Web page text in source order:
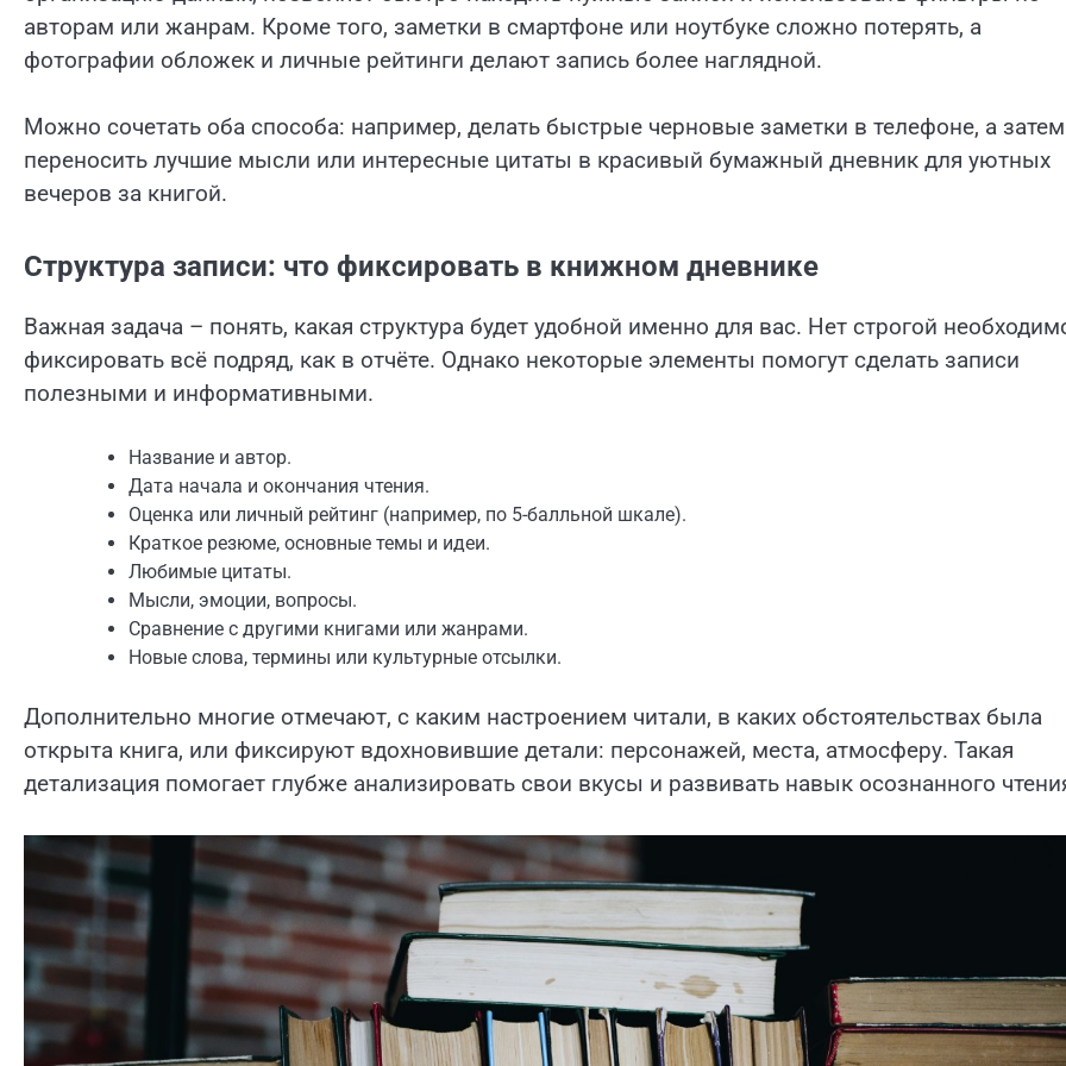
авторам или жанрам. Кроме того, заметки в смартфоне или ноутбуке сложно потерять, а
фотографии обложек и личные рейтинги делают запись более наглядной.
Можно сочетать оба способа: например, делать быстрые черновые заметки в телефоне, а затем
переносить лучшие мысли или интересные цитаты в красивый бумажный дневник для уютных
вечеров за книгой.
Структура записи: что фиксировать в книжном дневнике
Важная задача – понять, какая структура будет удобной именно для вас. Нет строгой
фиксировать всё подряд, как в отчёте. Однако некоторые элементы помогут сделать записи
полезными и информативными.
Название и автор.
Дата начала и окончания чтения.
Оценка или личный рейтинг (например, по 5-балльной шкале).
Краткое резюме, основные темы и идеи.
Любимые цитаты.
Мысли, эмоции, вопросы.
Сравнение с другими книгами или жанрами.
Новые слова, термины или культурные отсылки.
Дополнительно многие отмечают, с каким настроением читали, в каких обстоятельствах была
открыта книга, или фиксируют вдохновившие детали: персонажей, места, атмосферу. Такая
детализация помогает глубже анализировать свои вкусы и развивать навык осознанного